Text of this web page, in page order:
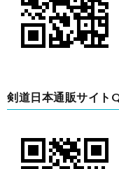
剣道日本通販サイト